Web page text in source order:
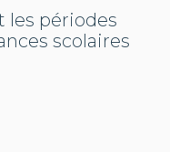
les périodes
scolaires